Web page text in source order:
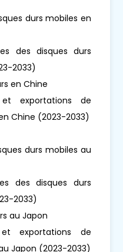
durs mobiles en
des disques durs
2033)
en Chine
exportations de
Chine (2023-2033)
durs mobiles au
des disques durs
2033)
au Japon
exportations de
Japon (2023-2033)